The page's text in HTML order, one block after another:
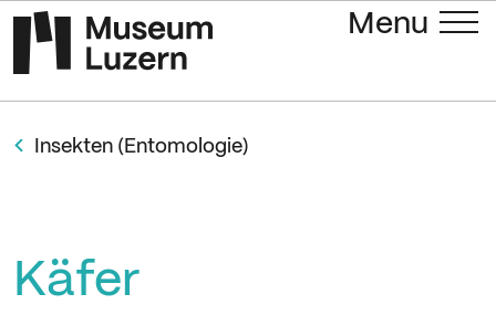
Menu
Insekten (Entomologie)
Käfer